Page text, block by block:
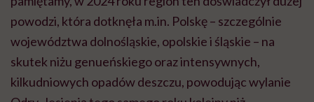
powodzi, która dotknęła m.in. Polskę – szczególnie
województwa dolnośląskie, opolskie i śląskie – na
skutek niżu genueńskiego oraz intensywnych,
kilkudniowych opadów deszczu, powodując wylanie